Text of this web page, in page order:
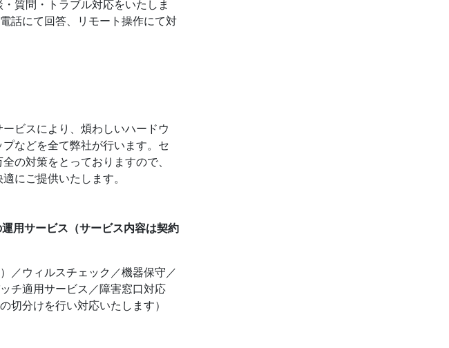
質問・トラブル対応をいたしま
話にて回答、リモート操作にて対
ビスにより、煩わしいハードウ
などを全て弊社が行います。セ
の対策をとっておりますので、
にご提供いたします。
用サービス（サービス内容は契約
／ウィルスチェック／機器保守／
チ適用サービス／障害窓口対応
切分けを行い対応いたします）